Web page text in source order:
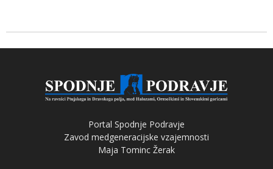
Portal Spodnje Podravje
Zavod medgeneracijske vzajemnosti
Maja Tominc Žerak